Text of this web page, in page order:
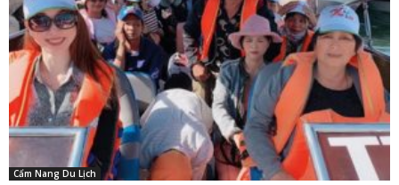
Cẩm Nang Du Lịch